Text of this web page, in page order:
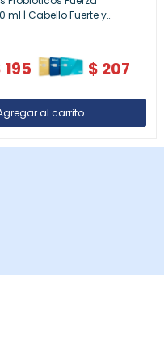
ml | Cabello Fuerte y
195 $ 207